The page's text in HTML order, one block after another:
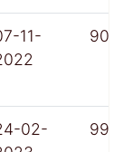
11-
908
02-
996